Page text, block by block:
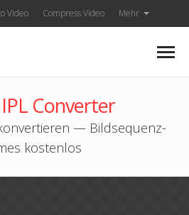
Video Compress Video Mehr
IPL Converter
— Bildsequenz-
kostenlos